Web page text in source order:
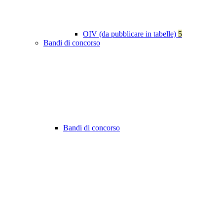
OIV (da pubblicare in tabelle) 5
Bandi di concorso
Bandi di concorso